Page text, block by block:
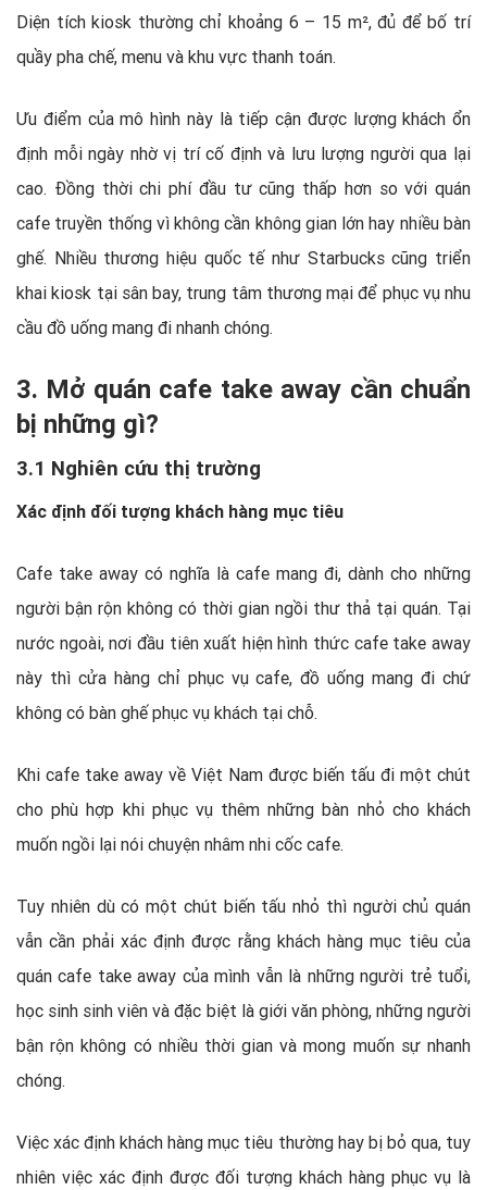
Diện tích kiosk thường chỉ khoảng 6 – 15 m², đủ để bố trí
quầy pha chế, menu và khu vực thanh toán.
Ưu điểm của mô hình này là tiếp cận được lượng khách ổn
định mỗi ngày nhờ vị trí cố định và lưu lượng người qua lại
cao. Đồng thời chi phí đầu tư cũng thấp hơn so với quán
cafe truyền thống vì không cần không gian lớn hay nhiều bàn
ghế. Nhiều thương hiệu quốc tế như Starbucks cũng triển
khai kiosk tại sân bay, trung tâm thương mại để phục vụ nhu
cầu đồ uống mang đi nhanh chóng.
3. Mở quán cafe take away cần chuẩn
bị những gì?
3.1 Nghiên cứu thị trường
Xác định đối tượng khách hàng mục tiêu
Cafe take away có nghĩa là cafe mang đi, dành cho những
người bận rộn không có thời gian ngồi thư thả tại quán. Tại
nước ngoài, nơi đầu tiên xuất hiện hình thức cafe take away
này thì cửa hàng chỉ phục vụ cafe, đồ uống mang đi chứ
không có bàn ghế phục vụ khách tại chỗ.
Khi cafe take away về Việt Nam được biến tấu đi một chút
cho phù hợp khi phục vụ thêm những bàn nhỏ cho khách
muốn ngồi lại nói chuyện nhâm nhi cốc cafe.
Tuy nhiên dù có một chút biến tấu nhỏ thì người chủ quán
vẫn cần phải xác định được rằng khách hàng mục tiêu của
quán cafe take away của mình vẫn là những người trẻ tuổi,
học sinh sinh viên và đặc biệt là giới văn phòng, những người
bận rộn không có nhiều thời gian và mong muốn sự nhanh
chóng.
Việc xác định khách hàng mục tiêu thường hay bị bỏ qua, tuy
nhiên việc xác định được đối tượng khách hàng phục vụ là